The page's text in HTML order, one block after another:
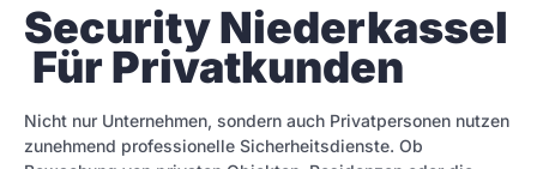
Security Niederkassel
Für Privatkunden
Nicht nur Unternehmen, sondern auch Privatpersonen nutzen
zunehmend professionelle Sicherheitsdienste. Ob